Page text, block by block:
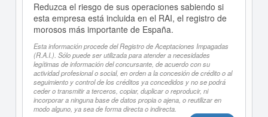
Reduzca el riesgo de sus operaciones sabiendo si
esta empresa está incluida en el RAI, el registro de
morosos más importante de España.
Esta información procede del Registro de Aceptaciones Impagadas
(R.A.I.). Sólo puede ser utilizada para atender a necesidades
legítimas de información del concursante, de acuerdo con su
actividad profesional o social, en orden a la concesión de crédito o al
seguimiento y control de los créditos ya concedidos y no se podrá
ceder o transmitir a terceros, copiar, duplicar o reproducir, ni
incorporar a ninguna base de datos propia o ajena, o reutilizar en
modo alguno, ya sea de forma directa o indirecta.